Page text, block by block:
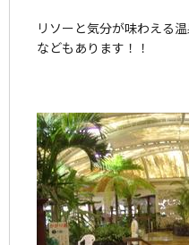
リソーと気分が味わえる
などもあります！！